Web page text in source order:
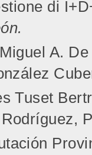
di
Miguel A.
Tuset